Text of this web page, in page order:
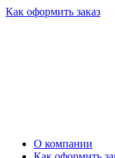
Как оформить заказ
О компании